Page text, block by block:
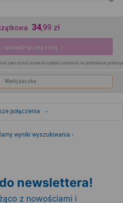
34,99 zł
sprawdź łączną cenę
spersonalizowana opłata ustalana na podstawie
Wyślij paczkę
połączenia
wyniki wyszukiwania
newslettera!
z nowościami i